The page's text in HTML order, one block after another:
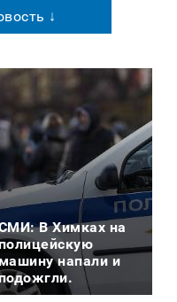
↓
В Химках на
машину напали и